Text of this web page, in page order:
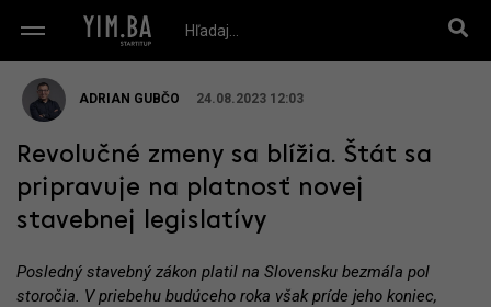
ADRIAN GUBČO 24.08.2023 12:03
Revolučné zmeny sa blížia. Štát sa
pripravuje na platnosť novej
stavebnej legislatívy
Posledný stavebný zákon platil na Slovensku bezmála pol
storočia. V priebehu budúceho roka však príde jeho koniec,